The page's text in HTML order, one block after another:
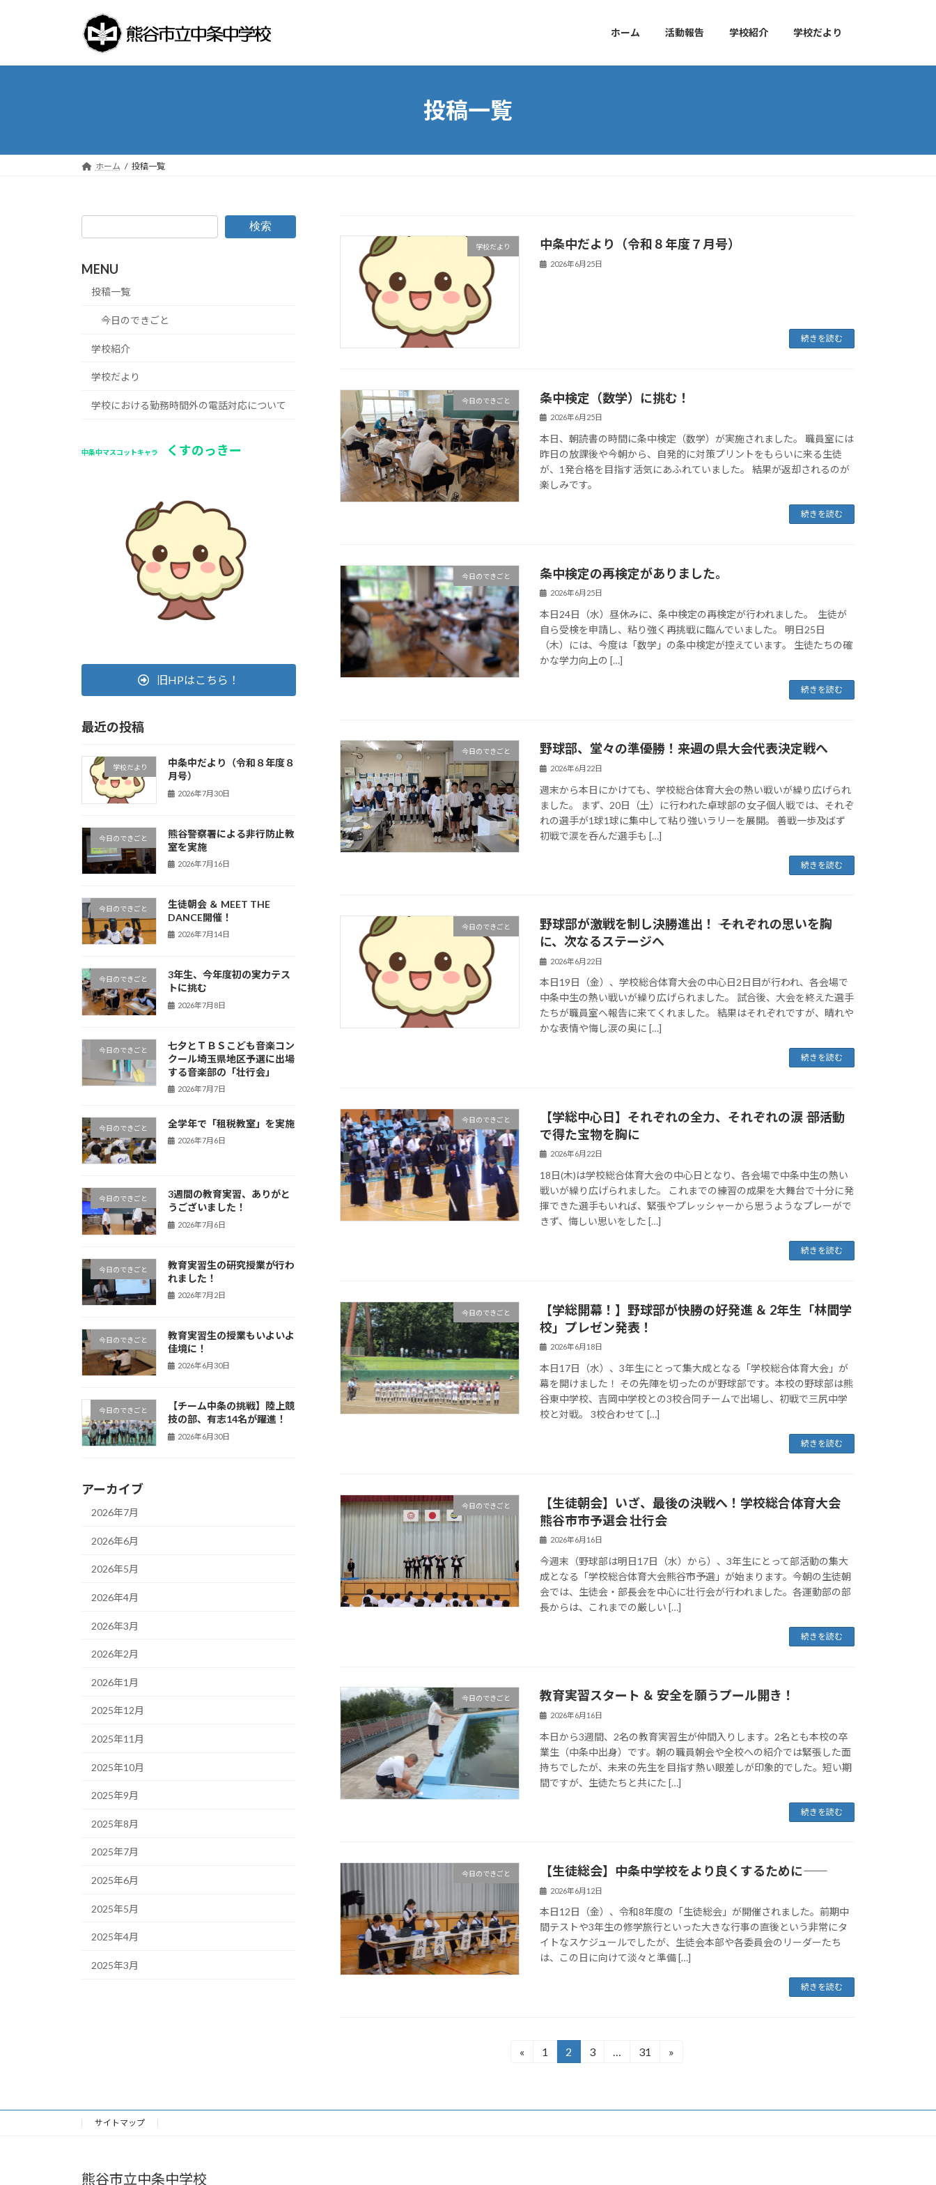
プ
動
ホーム 活動報告 学校紹介 学校だより
投稿一覧
ホーム 投稿一覧
学校だより 中条中だより（令和８年度７月号）
2026年6月25日
続きを読む
今日のできごと 条中検定（数学）に挑む！
2026年6月25日
本日、朝読書の時間に条中検定（数学）が実施されました。 職員室には
昨日の放課後や今朝から、自発的に対策プリントをもらいに来る生徒
が、1発合格を目指す活気にあふれていました。 結果が返却されるのが
楽しみです。
続きを読む
今日のできごと 条中検定の再検定がありました。
2026年6月25日
本日24日（水）昼休みに、条中検定の再検定が行われました。 生徒が
自ら受検を申請し、粘り強く再挑戦に臨んでいました。 明日25日
（木）には、今度は「数学」の条中検定が控えています。 生徒たちの確
かな学力向上の […]
続きを読む
今日のできごと 野球部、堂々の準優勝！――来週の県大会代表決定戦へ
2026年6月22日
週末から本日にかけても、学校総合体育大会の熱い戦いが繰り広げられ
ました。 まず、20日（土）に行われた卓球部の女子個人戦では、それぞ
れの選手が1球1球に集中して粘り強いラリーを展開。 善戦一歩及ばず
初戦で涙を呑んだ選手も […]
続きを読む
今日のできごと
野球部が激戦を制し決勝進出！ ―― それぞれの思いを胸
に、次なるステージへ
2026年6月22日
本日19日（金）、学校総合体育大会の中心日2日目が行われ、各会場で
中条中生の熱い戦いが繰り広げられました。 試合後、大会を終えた選手
たちが職員室へ報告に来てくれました。 結果はそれぞれですが、晴れや
かな表情や悔し涙の奥に […]
続きを読む
今日のできごと
【学総中心日】それぞれの全力、それぞれの涙 ―― 部活動
で得た宝物を胸に
2026年6月22日
18日(木)は学校総合体育大会の中心日となり、各会場で中条中生の熱い
戦いが繰り広げられました。 これまでの練習の成果を大舞台で十分に発
揮できた選手もいれば、緊張やプレッシャーから思うようなプレーがで
きず、悔しい思いをした […]
続きを読む
今日のできごと
【学総開幕！】野球部が快勝の好発進 ＆ 2年生「林間学
校」プレゼン発表！
2026年6月18日
本日17日（水）、3年生にとって集大成となる「学校総合体育大会」が
幕を開けました！ その先陣を切ったのが野球部です。本校の野球部は熊
谷東中学校、吉岡中学校との3校合同チームで出場し、初戦で三尻中学
校と対戦。 3校合わせて […]
続きを読む
今日のできごと
【生徒朝会】いざ、最後の決戦へ！学校総合体育大会
熊谷市市予選会 壮行会
2026年6月16日
今週末（野球部は明日17日（水）から）、3年生にとって部活動の集大
成となる「学校総合体育大会熊谷市予選」が始まります。今朝の生徒朝
会では、生徒会・部長会を中心に壮行会が行われました。各運動部の部
長からは、これまでの厳しい […]
続きを読む
今日のできごと 教育実習スタート ＆ 安全を願うプール開き！
2026年6月16日
本日から3週間、2名の教育実習生が仲間入りします。2名とも本校の卒
業生（中条中出身）です。朝の職員朝会や全校への紹介では緊張した面
持ちでしたが、未来の先生を目指す熱い眼差しが印象的でした。短い期
間ですが、生徒たちと共にた […]
続きを読む
今日のできごと 【生徒総会】中条中学校をより良くするために――
2026年6月12日
本日12日（金）、令和8年度の「生徒総会」が開催されました。前期中
間テストや3年生の修学旅行といった大きな行事の直後という非常にタ
イトなスケジュールでしたが、生徒会本部や各委員会のリーダーたち
は、この日に向けて淡々と準備 […]
続きを読む
の
«
固
1
固
2
固
3 …
固
31 »
検索
MENU
投稿一覧
今日のできごと
学校紹介
学校だより
学校における勤務時間外の電話対応について
中条中マスコットキャラ くすのっきー
旧HPはこちら！
最近の投稿
学校だより
中条中だより（令和８年度８
月号）
2026年7月30日
今日のできごと
熊谷警察署による非行防止教
室を実施
2026年7月16日
今日のできごと
生徒朝会 ＆ MEET THE
DANCE開催！
2026年7月14日
今日のできごと
3年生、今年度初の実力テス
トに挑む
2026年7月8日
今日のできごと
七夕とＴＢＳこども音楽コン
クール埼玉県地区予選に出場
する音楽部の「壮行会」
2026年7月7日
今日のできごと 全学年で「租税教室」を実施
2026年7月6日
今日のできごと
3週間の教育実習、ありがと
うございました！
2026年7月6日
今日のできごと
教育実習生の研究授業が行わ
れました！
2026年7月2日
今日のできごと
教育実習生の授業もいよいよ
佳境に！
2026年6月30日
今日のできごと
【チーム中条の挑戦】陸上競
技の部、有志14名が躍進！
2026年6月30日
アーカイブ
2026年7月
2026年6月
2026年5月
2026年4月
2026年3月
2026年2月
2026年1月
2025年12月
2025年11月
2025年10月
2025年9月
2025年8月
2025年7月
2025年6月
2025年5月
2025年4月
2025年3月
サイトマップ
熊谷市立中条中学校